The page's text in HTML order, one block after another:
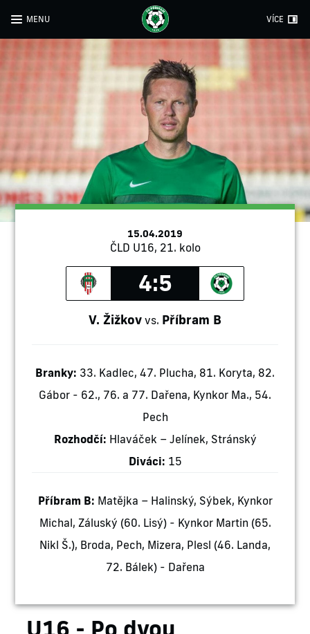
MENU VÍCE
15.04.2019
ČLD U16, 21. kolo
4:5
V. Žižkov vs. Příbram B
Branky: 33. Kadlec, 47. Plucha, 81. Koryta, 82.
Gábor - 62., 76. a 77. Dařena, Kynkor Ma., 54.
Pech
Rozhodčí: Hlaváček – Jelínek, Stránský
Diváci: 15
Příbram B: Matějka – Halinský, Sýbek, Kynkor
Michal, Záluský (60. Lisý) - Kynkor Martin (65.
Nikl Š.), Broda, Pech, Mizera, Plesl (46. Landa,
72. Bálek) - Dařena
U16 - Po dvou